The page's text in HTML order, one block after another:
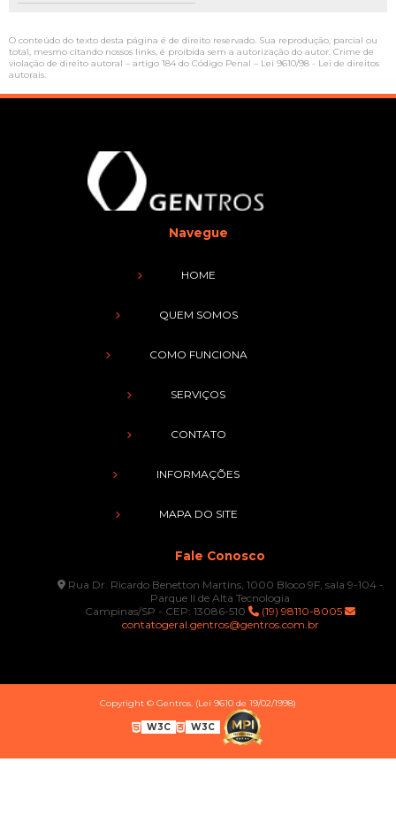
O conteúdo do texto desta página é de direito reservado. Sua reprodução, parcial ou
total, mesmo citando nossos links, é proibida sem a autorização do autor. Crime de
violação de direito autoral – artigo 184 do Código Penal – Lei 9610/98 - Lei de direitos
autorais.
Navegue
HOME
QUEM SOMOS
COMO FUNCIONA
SERVIÇOS
CONTATO
INFORMAÇÕES
MAPA DO SITE
Fale Conosco
Rua Dr. Ricardo Benetton Martins, 1000 Bloco 9F, sala 9-104 -
Parque II de Alta Tecnologia
Campinas/SP - CEP: 13086-510
(19) 98110-8005
contatogeral.gentros@gentros.com.br
Copyright © Gentros. (Lei 9610 de 19/02/1998)
W3C W3C